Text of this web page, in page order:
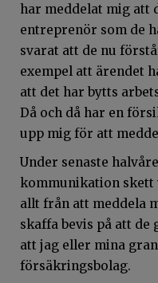
har meddelat mig att
entreprenör som de
svarat att de nu
exempel att ärendet
att det har bytts
Då och då har en
upp mig för att
Under senaste
kommunikation skett
allt från att meddela
skaffa bevis på att
att jag eller mina
försäkringsbolag.